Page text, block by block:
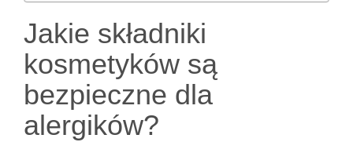
Jakie składniki
kosmetyków są
bezpieczne dla
alergików?